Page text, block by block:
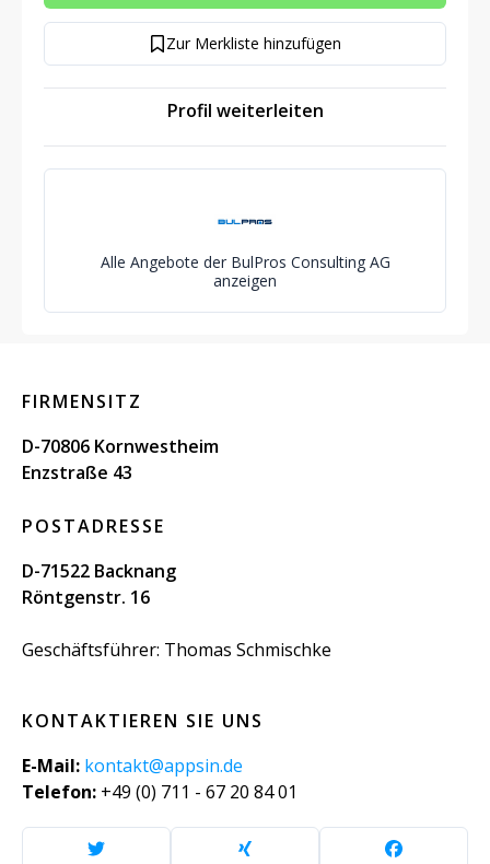
Zur Merkliste hinzufügen
Profil weiterleiten
Alle Angebote der BulPros Consulting AG
anzeigen
FIRMENSITZ
D-70806 Kornwestheim
Enzstraße 43
POSTADRESSE
D-71522 Backnang
Röntgenstr. 16
Geschäftsführer: Thomas Schmischke
KONTAKTIEREN SIE UNS
E-Mail: kontakt@appsin.de
Telefon: +49 (0) 711 - 67 20 84 01